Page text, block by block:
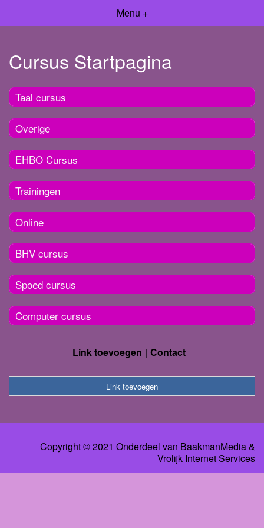
Menu +
Cursus Startpagina
Taal cursus
Overige
EHBO Cursus
Trainingen
Online
BHV cursus
Spoed cursus
Computer cursus
Link toevoegen Contact
Link toevoegen
Copyright © 2021 Onderdeel van BaakmanMedia&
Vrolijk Internet Services